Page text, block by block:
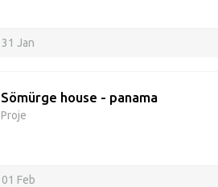
31 Jan
Sömürge house - panama
Proje
01 Feb